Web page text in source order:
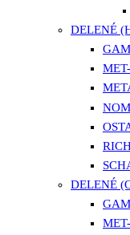
DELENÉ
DELENÉ